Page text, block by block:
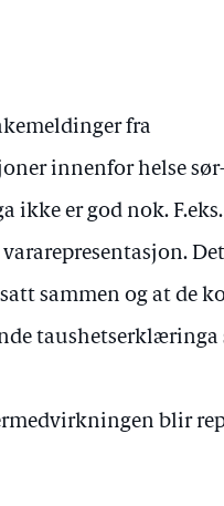
fra
innenfor helse
ikke er god nok.
sammen og at de
taushetserklæringa
blir